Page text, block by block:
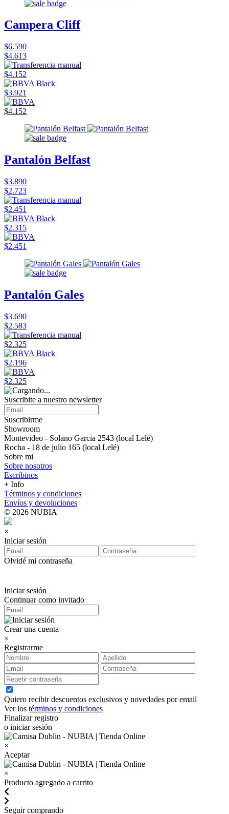
Campera Cliff
$6.590
$4.613
$4.152
$3.921
$4.152
Pantalón Belfast
$3.890
$2.723
$2.451
$2.315
$2.451
Pantalón Gales
$3.690
$2.583
$2.325
$2.196
$2.325
Suscribite a nuestro newsletter
Suscribirme
Showroom
Montevideo - Solano Garcia 2543 (local Lelé)
Rocha - 18 de julio 165 (local Lelé)
Sobre mi
Sobre nosotros
Escribinos
+ Info
Términos y condiciones
Envíos y devoluciones
© 2026 NUBIA
×
Iniciar sesión
Olvidé mi contraseña
Iniciar sesión
Continuar como invitado
Crear una cuenta
×
Registrarme
Quiero recibir descuentos exclusivos y novedades por email
Ver los términos y condiciones
Finalizar registro
o iniciar sesión
×
Aceptar
×
Producto agregado a carrito
Seguir comprando